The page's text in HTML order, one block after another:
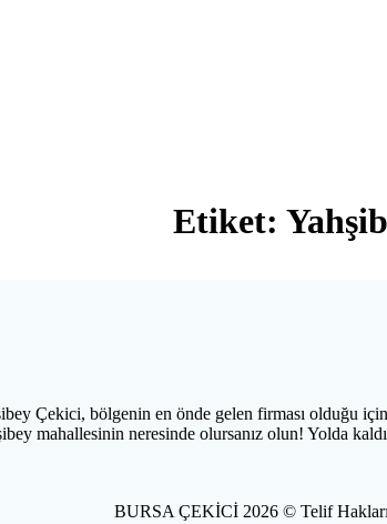
Etiket:
Çekici, bölgenin en önde gelen firması olduğu
mahallesinin neresinde olursanız olun! Yolda
BURSA ÇEKİCİ 2026 © Telif Hakları